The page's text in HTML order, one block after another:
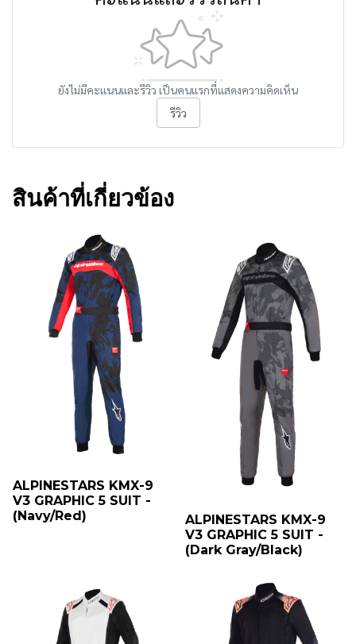
ยังไม่มีคะแนนและรีวิว เป็นคนแรกที่แสดงความคิดเห็น
รีวิว
สินค้าที่เกี่ยวข้อง
ALPINESTARS KMX-9
V3 GRAPHIC 5 SUIT -
(Navy/Red)
ALPINESTARS KMX-9
V3 GRAPHIC 5 SUIT -
(Dark Gray/Black)